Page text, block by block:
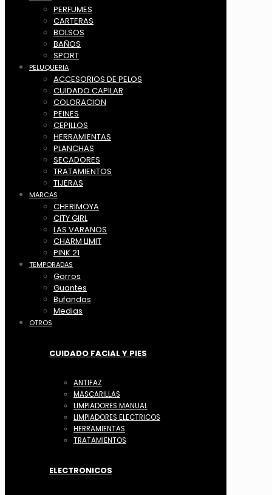
PERFUMES
CARTERAS
BOLSOS
BAÑOS
SPORT
PELUQUERIA
ACCESORIOS DE PELOS
CUIDADO CAPILAR
COLORACION
PEINES
CEPILLOS
HERRAMIENTAS
PLANCHAS
SECADORES
TRATAMIENTOS
TIJERAS
MARCAS
CHERIMOYA
CITY GIRL
LAS VARANOS
CHARM LIMIT
PINK 21
TEMPORADAS
Gorros
Guantes
Bufandas
Medias
OTROS
CUIDADO FACIAL Y PIES
ANTIFAZ
MASCARILLAS
LIMPIADORES MANUAL
LIMPIADORES ELECTRICOS
HERRAMIENTAS
TRATAMIENTOS
ELECTRONICOS